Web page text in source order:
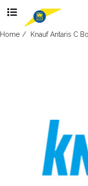
Skip
Home Knauf Antaris C